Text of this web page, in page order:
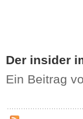
Der insider
Ein Beitrag